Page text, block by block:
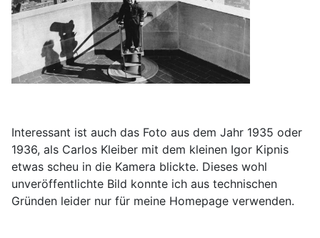
Interessant ist auch das Foto aus dem Jahr 1935 oder
1936, als Carlos Kleiber mit dem kleinen Igor Kipnis
etwas scheu in die Kamera blickte. Dieses wohl
unveröffentlichte Bild konnte ich aus technischen
Gründen leider nur für meine Homepage verwenden.